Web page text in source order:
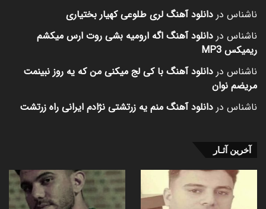
ناشناس در دانلود آهنگ لری طلوعی کهیار بختیاری
ناشناس در دانلود آهنگ اگه ارومیه بشی روت ارس میکشم
ریمیکس MP3
ناشناس در دانلود آهنگ با کی لج میکنی من که یه روز نبینمت
مریضم نوان
ناشناس در دانلود آهنگ منم یه زرتشتی نژادم ایرانی راه زرتشت
آخرین آثـار